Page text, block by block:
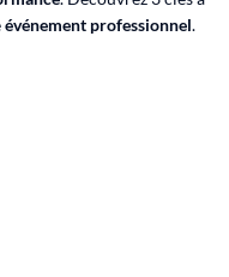
événement professionnel.